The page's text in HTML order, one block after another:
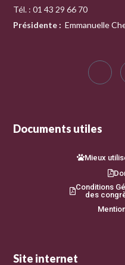
Tél. : 01 43 29 66 70
Présidente : Emmanuelle
Documents utiles
Mieux
Conditions
des
Site internet